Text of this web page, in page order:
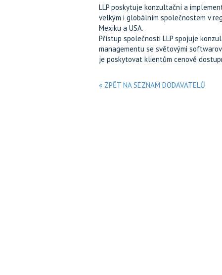
LLP poskytuje konzultační a
velkým i globálním společnostem v
Mexiku a USA.
Přístup společnosti LLP spojuje
managementu se světovými
je poskytovat klientům cenově
« ZPĚT NA SEZNAM DODAVATELŮ